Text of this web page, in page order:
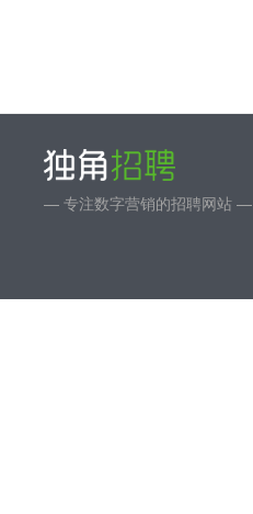
— 专注数字营销的招聘网站 —